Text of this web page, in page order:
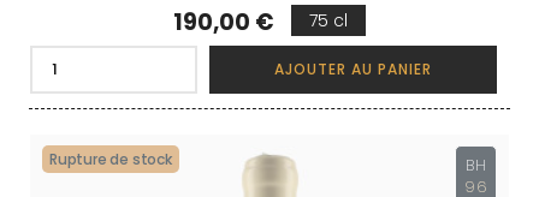
Prix
190,00 € 75 cl
AJOUTER AU PANIER
Rupture de stock
BH
96